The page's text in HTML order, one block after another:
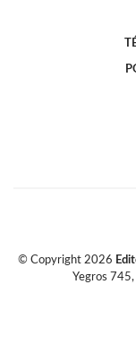
© Copyright 2026
Yegros